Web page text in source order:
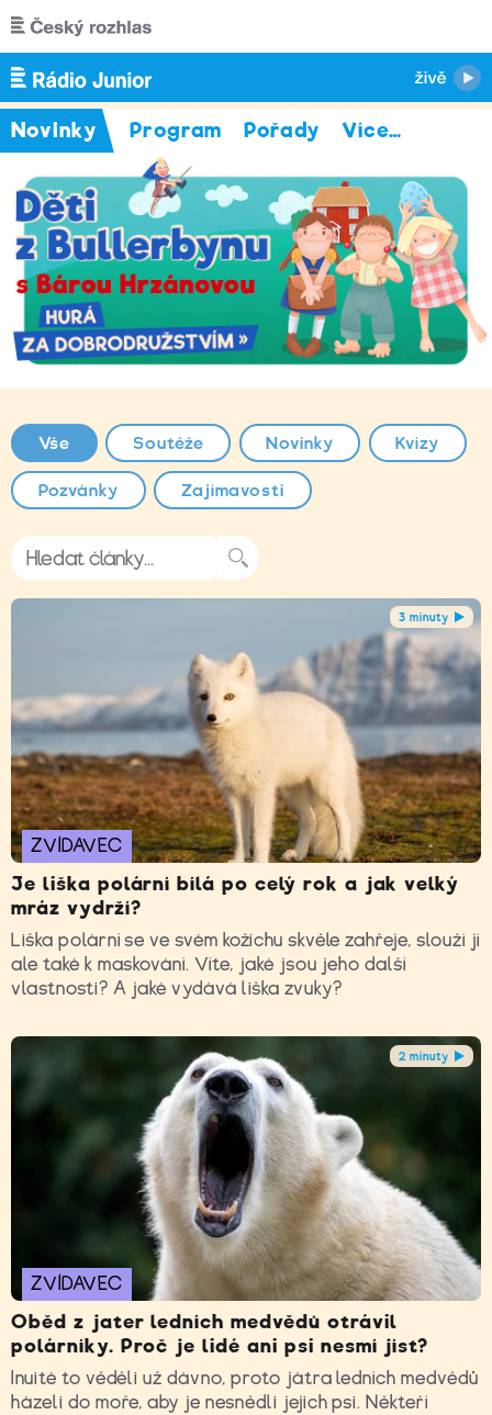
Přejít k hlavnímu obsahu
Novinky Program Pořady Více…
Vše Soutěže Novinky Kvízy
Pozvánky Zajímavosti
3 minuty
ZVÍDAVEC
Je liška polární bílá po celý rok a jak velký
mráz vydrží?
Liška polární se ve svém kožichu skvěle zahřeje, slouží jí
ale také k maskování. Víte, jaké jsou jeho další
vlastnosti? A jaké vydává liška zvuky?
2 minuty
ZVÍDAVEC
Oběd z jater ledních medvědů otrávil
polárníky. Proč je lidé ani psi nesmí jíst?
Inuité to věděli už dávno, proto játra ledních medvědů
házeli do moře, aby je nesnědli jejich psi. Někteří